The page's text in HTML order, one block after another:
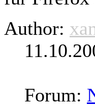
Author:
Forum: